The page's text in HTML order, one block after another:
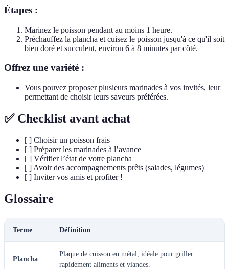
Étapes :
Marinez le poisson pendant au moins 1 heure.
Préchauffez la plancha et cuisez le poisson jusqu'à ce qu'il soit
bien doré et succulent, environ 6 à 8 minutes par côté.
Offrez une variété :
Vous pouvez proposer plusieurs marinades à vos invités, leur
permettant de choisir leurs saveurs préférées.
✅ Checklist avant achat
[ ] Choisir un poisson frais
[ ] Préparer les marinades à l’avance
[ ] Vérifier l’état de votre plancha
[ ] Avoir des accompagnements prêts (salades, légumes)
[ ] Inviter vos amis et profiter !
Glossaire
Terme Définition
Plancha
Plaque de cuisson en métal, idéale pour griller
rapidement aliments et viandes.